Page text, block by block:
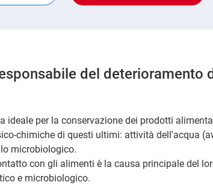
del deterioramento
ideale per la conservazione dei prodotti
chimiche di questi ultimi: attività dell'acqua
microbiologico.
con gli alimenti è la causa principale del
e microbiologico.